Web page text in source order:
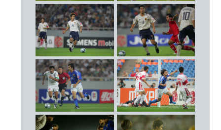
2004.7.31
準々決勝 ヨルダン
○ 1 - 1
[PK 4 – 3]（14’ 鈴木隆行）
2004.8.3
準決勝 バーレーン
○ 4 - 3
（48’ 中田浩二 55’ 93’ 玉田圭司 90’ 中澤佑二）
2004.8.7
決勝 中国
○ 3 - 1
5 宮本 恒靖（ガンバ大阪） Cap.
14 三都主 アレサンドロ（浦和レッズ）
17 三浦 淳宏（東京ヴェルディ1969）
18 松田 直樹（横浜Ｆ・マリノス）
21 加地 亮（ＦＣ東京）
22 中澤 佑二（横浜Ｆ・マリノス）
25 茶野 隆行（ジェフユナイテッド市原）
MF
4
遠藤 保仁（ガンバ大阪）